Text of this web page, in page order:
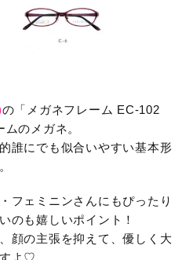
の「メガネフレーム EC-102
のメガネ。
誰にでも似合いやすい基本形
フェミニンさんにもぴったり
のも嬉しいポイント！
顔の主張を抑えて、優しく大
すよ♡